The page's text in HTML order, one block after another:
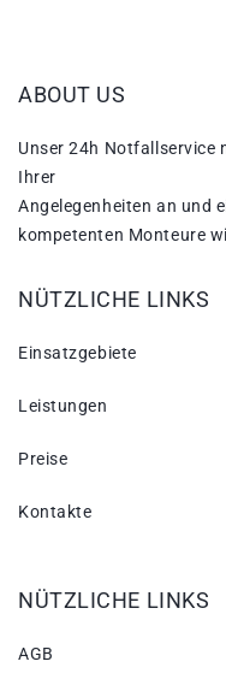
ABOUT US
Unser 24h Notfallservice
Ihrer
Angelegenheiten an und
kompetenten Monteure
NÜTZLICHE LINKS
Einsatzgebiete
Leistungen
Preise
Kontakte
NÜTZLICHE LINKS
AGB